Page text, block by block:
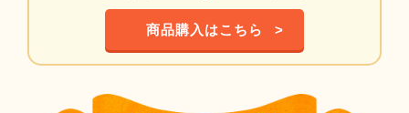
商品購入はこちら